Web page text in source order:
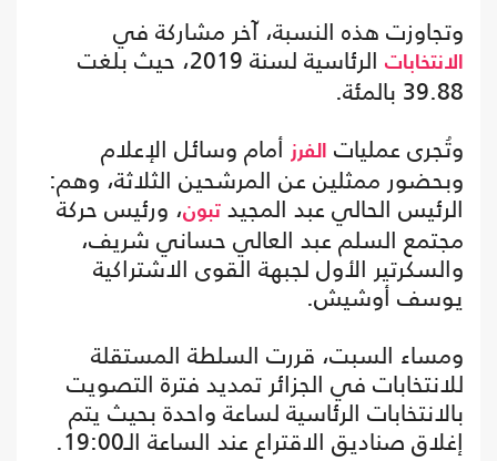
وتجاوزت هذه النسبة، آخر مشاركة في
الانتخابات
الرئاسية لسنة 2019، حيث بلغت
39.88 بالمئة.
وتُجرى عمليات
الفرز أمام وسائل الإعلام
وبحضور ممثلين عن المرشحين الثلاثة، وهم:
الرئيس الحالي عبد المجيد تبون، ورئيس حركة
مجتمع السلم عبد العالي حساني شريف،
والسكرتير الأول لجبهة القوى الاشتراكية
يوسف أوشيش.
ومساء السبت، قررت السلطة المستقلة
للانتخابات في الجزائر تمديد فترة التصويت
بالانتخابات الرئاسية لساعة واحدة بحيث يتم
إغلاق صناديق الاقتراع عند الساعة الـ19:00.